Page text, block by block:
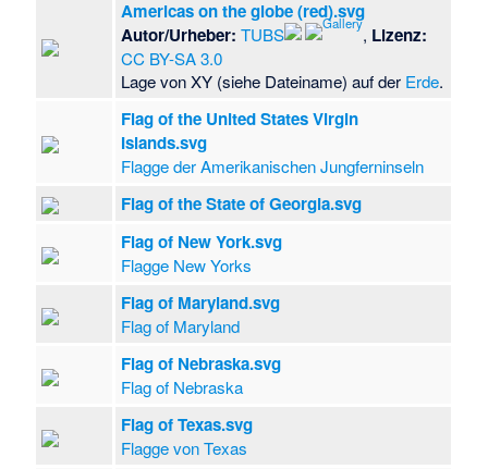
Americas on the globe (red).svg
Autor/Urheber: TUBS , Lizenz:
CC BY-SA 3.0
Lage von XY (siehe Dateiname) auf der Erde.
Flag of the United States Virgin
Islands.svg
Flagge der Amerikanischen Jungferninseln
Flag of the State of Georgia.svg
Flag of New York.svg
Flagge New Yorks
Flag of Maryland.svg
Flag of Maryland
Flag of Nebraska.svg
Flag of Nebraska
Flag of Texas.svg
Flagge von Texas